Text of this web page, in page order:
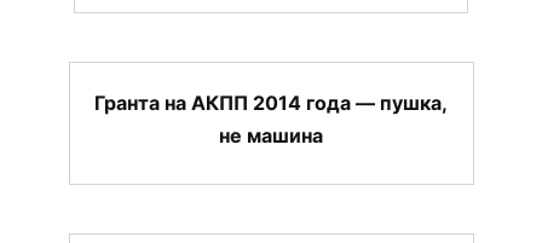
Гранта на АКПП 2014 года — пушка,
не машина